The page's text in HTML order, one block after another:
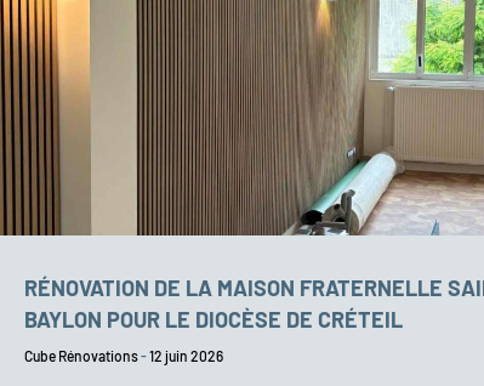
RÉNOVATION DE LA MAISON FRATERNELLE
BAYLON POUR LE DIOCÈSE DE CRÉTEIL
Cube Rénovations 12 juin 2026